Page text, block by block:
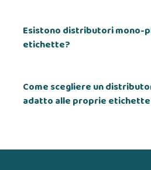
Esistono distributori mono-
etichette?
Come scegliere un
adatto alle proprie